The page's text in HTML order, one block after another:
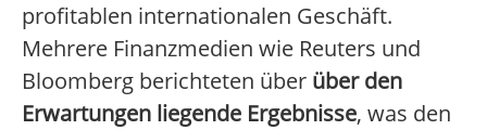
profitablen internationalen Geschäft.
Mehrere Finanzmedien wie Reuters und
Bloomberg berichteten über über den
Erwartungen liegende Ergebnisse, was den